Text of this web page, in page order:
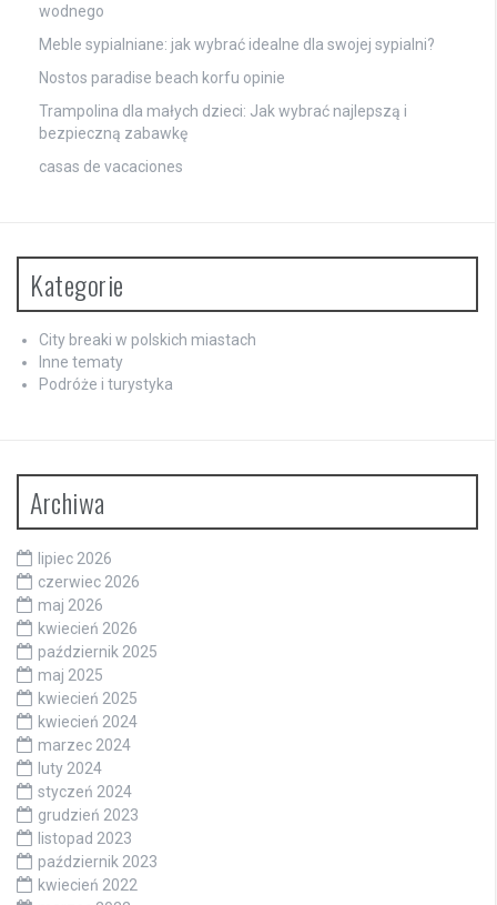
wodnego
Meble sypialniane: jak wybrać idealne dla swojej sypialni?
Nostos paradise beach korfu opinie
Trampolina dla małych dzieci: Jak wybrać najlepszą i
bezpieczną zabawkę
casas de vacaciones
Kategorie
City breaki w polskich miastach
Inne tematy
Podróże i turystyka
Archiwa
lipiec 2026
czerwiec 2026
maj 2026
kwiecień 2026
październik 2025
maj 2025
kwiecień 2025
kwiecień 2024
marzec 2024
luty 2024
styczeń 2024
grudzień 2023
listopad 2023
październik 2023
kwiecień 2022